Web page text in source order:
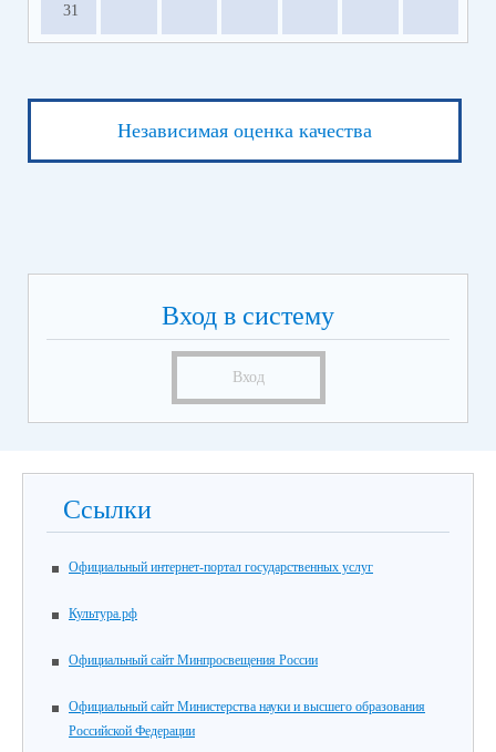
31
Независимая оценка качества
Вход в систему
Вход
Ссылки
Официальный интернет-портал государственных услуг
Культура.рф
Официальный сайт Минпросвещения России
Официальный сайт Министерства науки и высшего образования
Российской Федерации